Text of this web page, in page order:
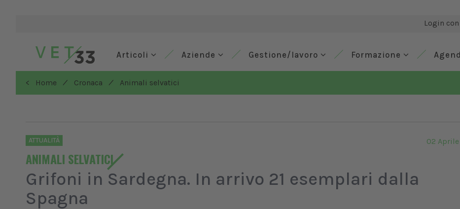
Login con
Articoli Aziende Gestione/lavoro Formazione
< Home / Cronaca / Animali selvatici
ATTUALITÀ
ANIMALI SELVATICI
02
Grifoni in Sardegna. In arrivo 21 esemplari dalla
Spagna